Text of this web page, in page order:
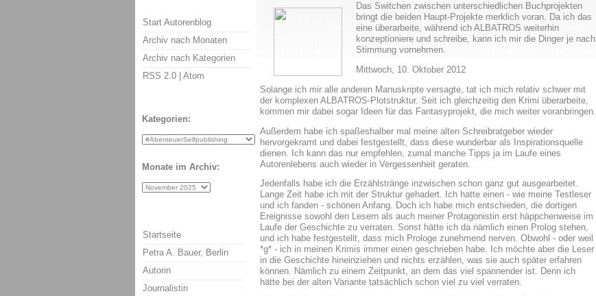
Das Switchen zwischen unterschiedlichen Buchprojekten
bringt die beiden Haupt-Projekte merklich voran. Da ich das
eine überarbeite, während ich ALBATROS weiterhin
konzeptioniere und schreibe, kann ich mir die Dinger je nach
Stimmung vornehmen.
Mittwoch, 10. Oktober 2012
Solange ich mir alle anderen Manuskripte versagte, tat ich mich relativ schwer mit
der komplexen ALBATROS-Plotstruktur. Seit ich gleichzeitig den Krimi überarbeite,
kommen mir dabei sogar Ideen für das Fantasyprojekt, die mich weiter voranbringen.
Außerdem habe ich spaßeshalber mal meine alten Schreibratgeber wieder
hervorgekramt und dabei festgestellt, dass diese wunderbar als Inspirationsquelle
dienen. Ich kann das nur empfehlen, zumal manche Tipps ja im Laufe eines
Autorenlebens auch wieder in Vergessenheit geraten.
Jedenfalls habe ich die Erzählstränge inzwischen schon ganz gut ausgearbeitet.
Lange Zeit habe ich mit der Struktur gehadert. Ich hatte einen - wie meine Testleser
und ich fanden - schönen Anfang. Doch ich habe mich entschieden, die dortigen
Ereignisse sowohl den Lesern als auch meiner Protagonistin erst häppchenweise im
Laufe der Geschichte zu verraten. Sonst hätte ich da nämlich einen Prolog stehen,
und ich habe festgestellt, dass mich Prologe zunehmend nerven. Obwohl - oder weil
*g* - ich in meinen Krimis immer einen geschrieben habe. Ich möchte aber die Leser
in die Geschichte hineinziehen und nichts erzählen, was sie auch später erfahren
können. Nämlich zu einem Zeitpunkt, an dem das viel spannender ist. Denn ich
hätte bei der alten Variante tatsächlich schon viel zu viel verraten.
Start Autorenblog
Archiv nach Monaten
Archiv nach Kategorien
RSS 2.0 | Atom
Kategorien:
Monate im Archiv:
Startseite
Petra A. Bauer, Berlin
Autorin
Journalistin